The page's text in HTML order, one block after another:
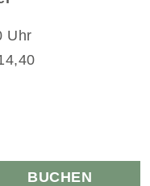
Uhr
BUCHEN